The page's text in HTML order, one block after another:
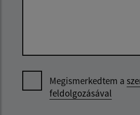
Megismerkedtem a
feldolgozásával